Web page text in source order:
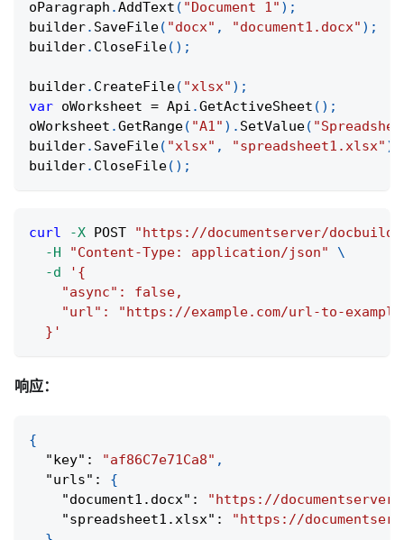
oParagraph .AddText ( "Document 1" ) ;
builder. SaveFile( "docx" , "document1.docx" ) ;
builder. CloseFile( ) ;
builder. CreateFile( "xlsx" ) ;
var oWorksheet = Api .GetActiveSheet ( ) ;
oWorksheet .GetRange( "A1" ) . SetValue(
builder. SaveFile( "xlsx" , "spreadsheet1.xlsx" )
builder. CloseFile( ) ;
curl -X POST
"https://documentserver/
-H
"Content-Type: application/json"
\
-d
'{
    "async": false,
"url": "https://example.com/url-to-
  }'
响应：
{
"key" : "af86C7e71Ca8" ,
"urls" :
{
"document1.docx" :
"https://documentserver/
"spreadsheet1.xlsx" :
"https://